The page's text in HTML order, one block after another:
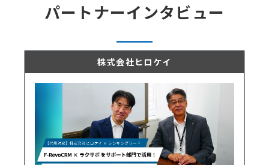
パートナーインタビュー
株式会社ヒロケイ